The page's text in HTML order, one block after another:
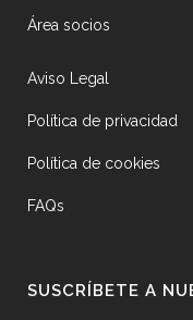
Área socios
Aviso Legal
Política de privacidad
Política de cookies
FAQs
SUSCRÍBETE A